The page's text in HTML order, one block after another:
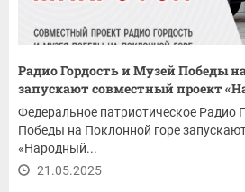
Радио Гордость и Музей Победы
запускают совместный проект
Федеральное патриотическое Радио
Победы на Поклонной горе
«Народный...
21.05.2025